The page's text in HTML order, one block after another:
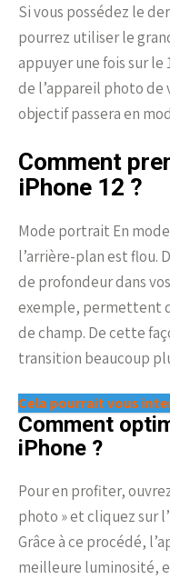
Si vous possédez le
pourrez utiliser le
appuyer une fois sur le
de l’appareil photo de
objectif passera en
Comment
iPhone 12 ?
Mode portrait En
l’arrière-plan est flou.
de profondeur dans
exemple, permettent
de champ. De cette
transition beaucoup
Cela pourrait vous
Comment
iPhone ?
Pour en profiter,
photo » et cliquez sur
Grâce à ce procédé,
meilleure luminosité,